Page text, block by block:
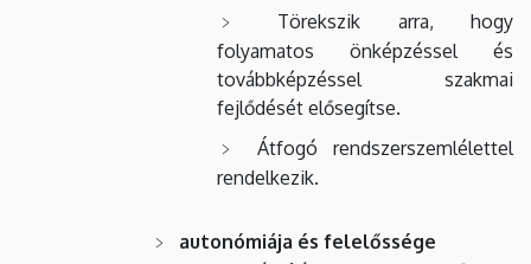
Törekszik arra, hogy
folyamatos önképzéssel és
továbbképzéssel szakmai
fejlődését elősegítse.
Átfogó rendszerszemlélettel
rendelkezik.
autonómiája és felelőssége